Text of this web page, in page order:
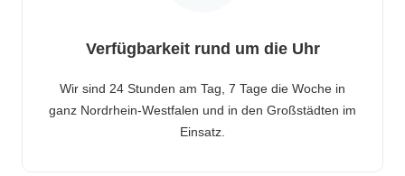
Verfügbarkeit rund um die Uhr
Wir sind 24 Stunden am Tag, 7 Tage die Woche in
ganz Nordrhein-Westfalen und in den Großstädten im
Einsatz.